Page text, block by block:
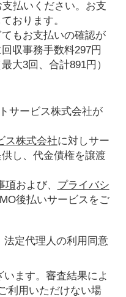
払いください。お支
おります。
もお支払いの確認が
収事務手数料297円
大3回、合計891円）
サービス株式会社が
ス株式会社に対しサー
し、代金債権を譲渡
項および、 プライバシ
後払いサービスをご
法定代理人の利用同意
ます。審査結果によ
利用いただけない場